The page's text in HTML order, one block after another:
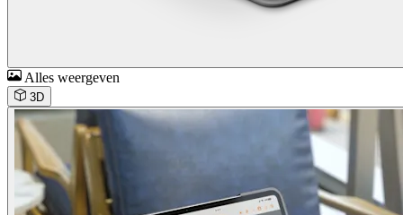
Alles weergeven
3D